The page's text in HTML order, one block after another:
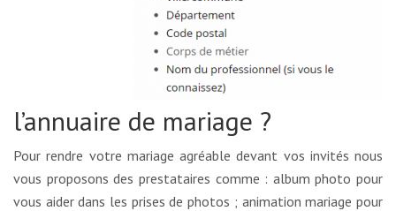
l’annuaire de mariage ?
Pour rendre votre mariage agréable devant vos invités nous
vous proposons des prestataires comme : album photo pour
vous aider dans les prises de photos ; animation mariage pour